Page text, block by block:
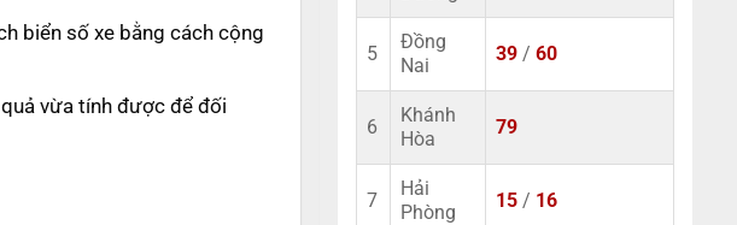
biển số xe bằng cách cộng
vừa tính được để đối
5
Đồng
Nai
39 / 60
6
Khánh
Hòa
79
7
Hải
Phòng
15 / 16